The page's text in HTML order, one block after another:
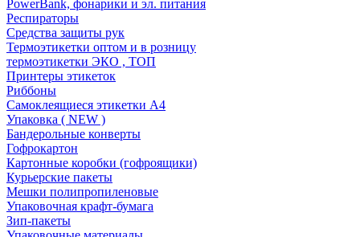
PowerBank, фонарики и эл. питания
Респираторы
Средства защиты рук
Термоэтикетки оптом и в розницу
термоэтикетки ЭКО , ТОП
Принтеры этикеток
Риббоны
Самоклеящиеся этикетки А4
Упаковка ( NEW )
Бандерольные конверты
Гофрокартон
Картонные коробки (гофроящики)
Курьерские пакеты
Мешки полипропиленовые
Упаковочная крафт-бумага
Зип-пакеты